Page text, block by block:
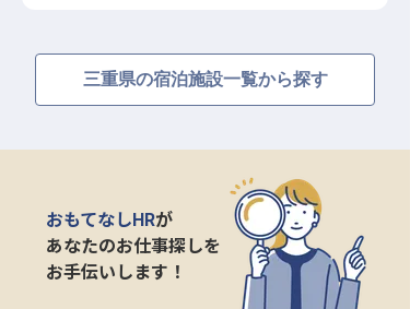
三重県の宿泊施設一覧から探す
おもてなしHRが
あなたのお仕事探しを
お手伝いします！